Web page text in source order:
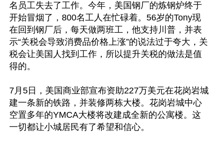
名员工失去了工作。今年，美国钢厂的炼钢炉终于
开始冒烟了，800名工人在忙碌着。56岁的Tony现
在回到钢厂后，每天做两班工，他支持川普，并表
示“关税会导致消费品价格上涨”的说法过于夸大，关
税会让美国人找到工作，所以提升关税的做法是值
得的。
7月5日，美国商业部宣布资助227万美元在花岗岩城
建一条新的铁路，并装修两栋大楼。花岗岩城中心
空置多年的YMCA大楼将改建成全新的公寓楼。这
一切都让小城居民有了希望和信心。